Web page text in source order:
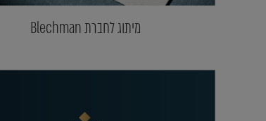
מיתוג לחברת Blechman